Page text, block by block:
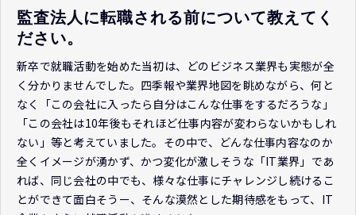
監査法人に転職される前について教えてく
ださい。
新卒で就職活動を始めた当初は、どのビジネス業界も実態が全
く分かりませんでした。四季報や業界地図を眺めながら、何と
なく「この会社に入ったら自分はこんな仕事をするだろうな」
「この会社は10年後もそれほど仕事内容が変わらないかもしれ
ない」等と考えていました。その中で、どんな仕事内容なのか
全くイメージが湧かず、かつ変化が激しそうな「IT業界」であ
れば、同じ会社の中でも、様々な仕事にチャレンジし続けるこ
とができて面白そうー、そんな漠然とした期待感をもって、IT